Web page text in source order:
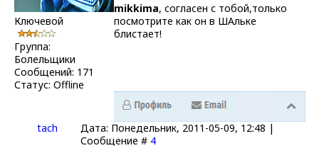
Ключевой
Группа:
Болельщики
Сообщений: 171
Статус: Offline
mikkima, согласен с тобой,только
посмотрите как он в ШАльке
блистает!
tach
Дата: Понедельник, 2011-05-09, 12:48 |
Сообщение # 4